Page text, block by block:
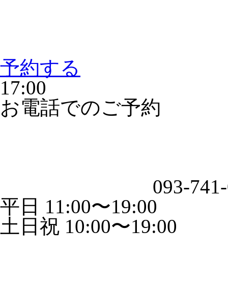
予約する
17:00
お電話でのご予約
093-
平日 11:00〜19:00
土日祝 10:00〜19:00